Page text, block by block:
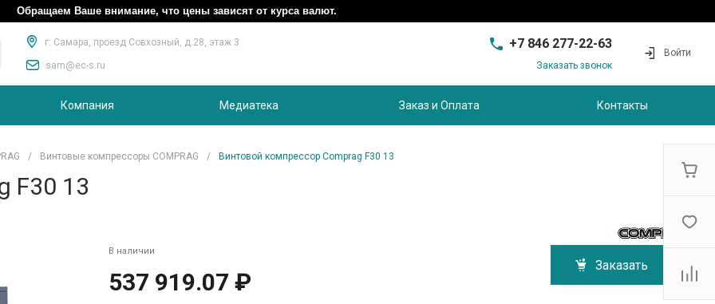
Обращаем Ваше внимание, что цены зависят от курса валют.
г. Самара, проезд Совхозный, д.28, этаж 3
sam@ec-s.ru
+7 846 277-22-63
+7 846 277-22-63
Совхозный, д.28, этаж 3
Заказать звонок
Войти
Компания Медиатека Заказ и Оплата Контакты
/ Винтовые компрессоры COMPRAG / Винтовой компрессор Comprag F30 13
F30 13
В наличии
537 919.07 ₽
Заказать